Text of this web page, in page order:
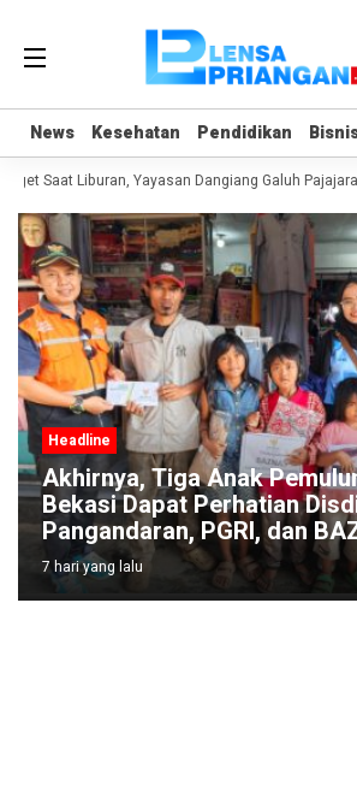
News Kesehatan Pendidikan
News Kesehatan Pendidikan
Saat Liburan, Yayasan Dangiang Galuh
Headline
Akhirnya, Tiga Anak
Bekasi Dapat Perhatian
Pangandaran, PGRI, dan
7 hari yang lalu